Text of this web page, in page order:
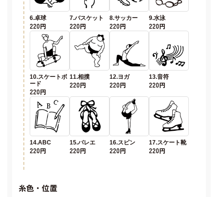
6.卓球
220円
7.バスケット
220円
8.サッカー
220円
9.水泳
220円
10.スケートボ
ード
220円
11.相撲
220円
12.ヨガ
220円
13.音符
220円
14.ABC
220円
15.バレエ
220円
16.スピン
220円
17.スケート靴
220円
糸色・位置